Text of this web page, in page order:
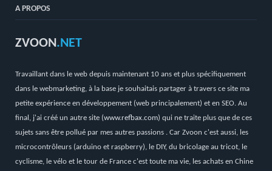
A PROPOS
ZVOON.NET
Travaillant dans le web depuis maintenant 10 ans et plus spécifiquement
dans le webmarketing, à la base je souhaitais partager à travers ce site ma
petite expérience en développement (web principalement) et en SEO. Au
final, j'ai créé un autre site (www.refbax.com) qui ne traite plus que de ces
sujets sans être pollué par mes autres passions . Car Zvoon c'est aussi, les
microcontrôleurs (arduino et raspberry), le DIY, du bricolage au tricot, le
cyclisme, le vélo et le tour de France c'est toute ma vie, les achats en Chine